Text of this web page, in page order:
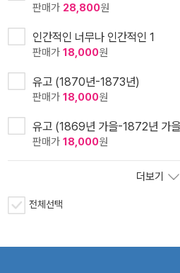
판매가 28,800원
인간적인 너무나 인간적인 1
판매가 18,000원
유고 (1870년-1873년)
판매가 18,000원
유고 (1869년 가을-1872년 가
판매가 18,000원
더보기
전체선택